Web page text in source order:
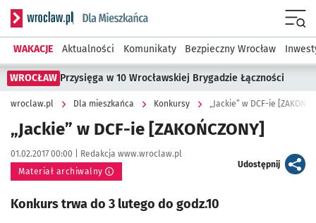
Serwis informacyjny wroclaw.pl podserwis: Dla mieszkańca
WAKACJE Aktualności Komunikaty Bezpieczny Wrocław
WROCŁAW Przysięga w 10 Wrocławskiej Brygadzie Łączności
wroclaw.pl Dla mieszkańca Konkursy „Jackie” w DCF-ie
„Jackie” w DCF-ie [ZAKOŃCZONY]
Data publikacji:
01.02.2017 00:00 | Autor:
Redakcja www.wroclaw.pl
Materiał archiwalny
Udostępnijartykuł
Konkurs trwa do 3 lutego do godz.10